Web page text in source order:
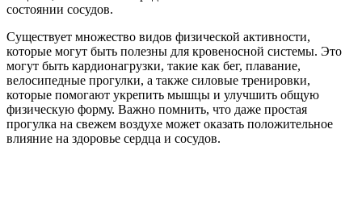
состоянии сосудов.
Существует множество видов физической активности,
которые могут быть полезны для кровеносной системы. Это
могут быть кардионагрузки, такие как бег, плавание,
велосипедные прогулки, а также силовые тренировки,
которые помогают укрепить мышцы и улучшить общую
физическую форму. Важно помнить, что даже простая
прогулка на свежем воздухе может оказать положительное
влияние на здоровье сердца и сосудов.